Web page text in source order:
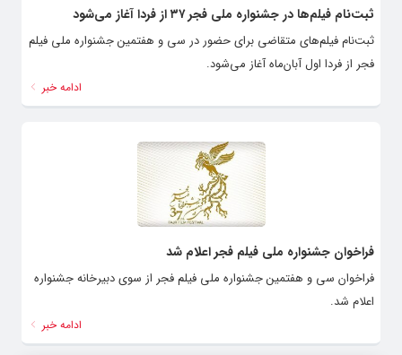
ثبت‌نام فیلم‌ها در جشنواره ملی فجر ۳۷ از فردا آغاز می‌شود
ثبت‌نام فیلم‌های متقاضی برای حضور در سی و هفتمین جشنواره ملی فیلم
فجر از فردا اول آبان‌ماه آغاز می‌شود.
ادامه خبر
فراخوان جشنواره ملی فیلم فجر اعلام شد
فراخوان سی و هفتمین جشنواره ملی فیلم فجر از سوی دبیرخانه جشنواره
اعلام شد.
ادامه خبر